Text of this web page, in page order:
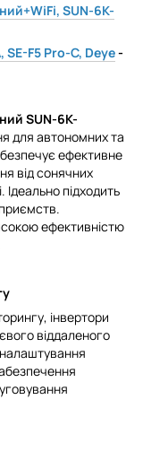
SUN-6K-
SE-F5 Pro-C, Deye-
SUN-6K-
для автономних та
ефективне
від сонячних
підходить
ефективністю
інвертори
віддаленого
налаштування